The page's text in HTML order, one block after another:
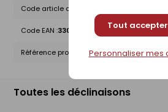
Tout accepter
Personnaliser mes
Code article chez le fournisseur :
Code EAN :3309033814408
Référence produit nationale Gedimat :
Toutes les déclinaisons